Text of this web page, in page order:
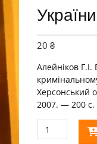
України
20₴
Алейніков
Херсонський
2007. — 200 с.
Количество
товара